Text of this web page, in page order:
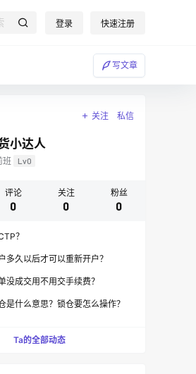
登录 快速注册
写文章
关注 私信
小达人
班 Lv0
评论
0
关注
0
粉丝
0
？
多久以后才可以重新开户？
没成交用不用交手续费？
是什么意思？锁仓要怎么操作？
Ta的全部动态